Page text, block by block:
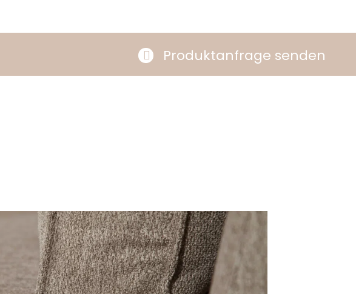
Produktanfrage senden